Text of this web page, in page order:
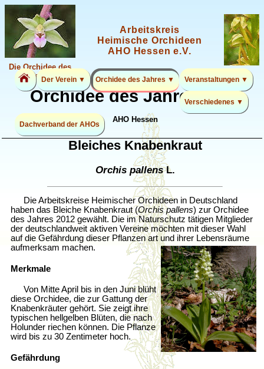
Die Orchidee des
Jahres 2026
Arbeitskreis
Heimische Orchideen
AHO Hessen e.V.
Der Verein ▼ Orchidee des Jahres ▼ Veranstaltungen ▼
Verschiedenes ▼
Dachverband der AHOs
Orchidee des Jahres 2012
AHO Hessen
Bleiches Knabenkraut
Orchis pallensL.
Die Arbeitskreise Heimischer Orchideen in Deutschland
haben das Bleiche Knabenkraut (Orchis pallens) zur Orchidee
des Jahres 2012 gewählt. Die im Naturschutz tätigen Mitglieder
der deutschlandweit aktiven Vereine möchten mit dieser Wahl
auf die Gefährdung dieser Pflanzen art und ihrer Lebensräume
aufmerksam machen.
Merkmale
Von Mitte April bis in den Juni blüht
diese Orchidee, die zur Gattung der
Knabenkräuter gehört. Sie zeigt ihre
typischen hellgelben Blüten, die nach
Holunder riechen können. Die Pflanze
wird bis zu 30 Zentimeter hoch.
Gefährdung